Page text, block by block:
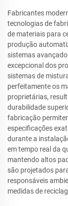
Fabricantes
tecnologias de
de materiais para
produção
sistemas
excepcional dos
sistemas de
perfeitamente os
proprietárias,
durabilidade
fabricação
especificações
durante a
em tempo real da
mantendo altos
são projetados
responsáveis
medidas de